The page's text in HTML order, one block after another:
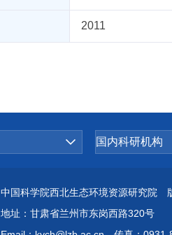
2011
中国科学院西北生态环境资源研究院
地址：甘肃省兰州市东岗西路320号